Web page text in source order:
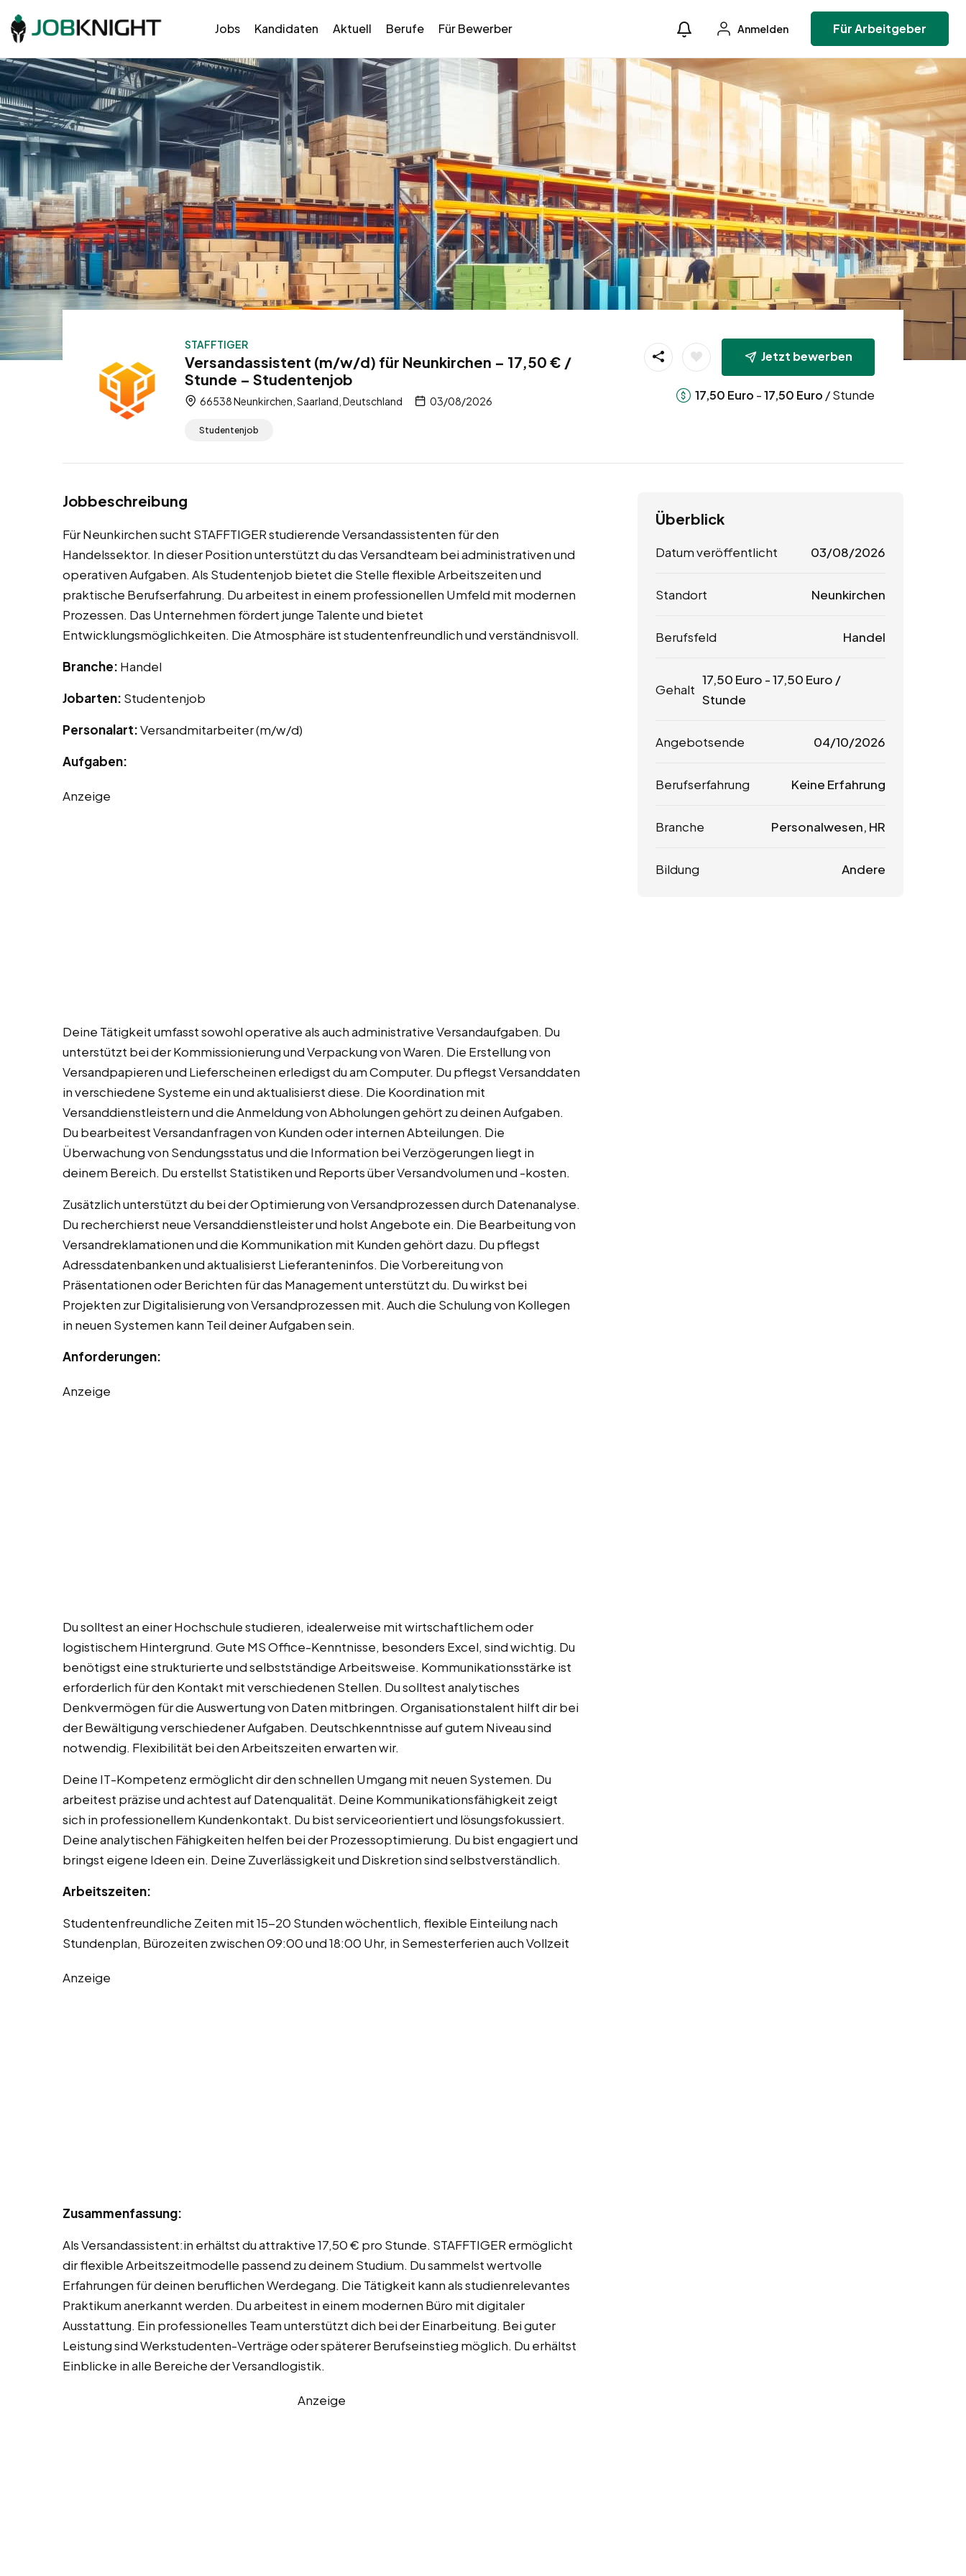
Jobs Kandidaten Aktuell Berufe Für Bewerber Anmelden Für Arbeitgeber
STAFFTIGER
Versandassistent (m/w/d) für Neunkirchen – 17,50 € /
Stunde – Studentenjob
66538 Neunkirchen, Saarland, Deutschland 03/08/2026
Studentenjob
Jetzt bewerben
17,50 Euro -17,50 Euro / Stunde
Jobbeschreibung
Für Neunkirchen sucht STAFFTIGER studierende Versandassistenten für den
Handelssektor. In dieser Position unterstützt du das Versandteam bei administrativen und
operativen Aufgaben. Als Studentenjob bietet die Stelle flexible Arbeitszeiten und
praktische Berufserfahrung. Du arbeitest in einem professionellen Umfeld mit modernen
Prozessen. Das Unternehmen fördert junge Talente und bietet
Entwicklungsmöglichkeiten. Die Atmosphäre ist studentenfreundlich und verständnisvoll.
Branche: Handel
Jobarten: Studentenjob
Personalart:Versandmitarbeiter (m/w/d)
Aufgaben:
Anzeige
Deine Tätigkeit umfasst sowohl operative als auch administrative Versandaufgaben. Du
unterstützt bei der Kommissionierung und Verpackung von Waren. Die Erstellung von
Versandpapieren und Lieferscheinen erledigst du am Computer. Du pflegst Versanddaten
in verschiedene Systeme ein und aktualisierst diese. Die Koordination mit
Versanddienstleistern und die Anmeldung von Abholungen gehört zu deinen Aufgaben.
Du bearbeitest Versandanfragen von Kunden oder internen Abteilungen. Die
Überwachung von Sendungsstatus und die Information bei Verzögerungen liegt in
deinem Bereich. Du erstellst Statistiken und Reports über Versandvolumen und -kosten.
Zusätzlich unterstützt du bei der Optimierung von Versandprozessen durch Datenanalyse.
Du recherchierst neue Versanddienstleister und holst Angebote ein. Die Bearbeitung von
Versandreklamationen und die Kommunikation mit Kunden gehört dazu. Du pflegst
Adressdatenbanken und aktualisierst Lieferanteninfos. Die Vorbereitung von
Präsentationen oder Berichten für das Management unterstützt du. Du wirkst bei
Projekten zur Digitalisierung von Versandprozessen mit. Auch die Schulung von Kollegen
in neuen Systemen kann Teil deiner Aufgaben sein.
Anforderungen:
Anzeige
Du solltest an einer Hochschule studieren, idealerweise mit wirtschaftlichem oder
logistischem Hintergrund. Gute MS Office-Kenntnisse, besonders Excel, sind wichtig. Du
benötigst eine strukturierte und selbstständige Arbeitsweise. Kommunikationsstärke ist
erforderlich für den Kontakt mit verschiedenen Stellen. Du solltest analytisches
Denkvermögen für die Auswertung von Daten mitbringen. Organisationstalent hilft dir bei
der Bewältigung verschiedener Aufgaben. Deutschkenntnisse auf gutem Niveau sind
notwendig. Flexibilität bei den Arbeitszeiten erwarten wir.
Deine IT-Kompetenz ermöglicht dir den schnellen Umgang mit neuen Systemen. Du
arbeitest präzise und achtest auf Datenqualität. Deine Kommunikationsfähigkeit zeigt
sich in professionellem Kundenkontakt. Du bist serviceorientiert und lösungsfokussiert.
Deine analytischen Fähigkeiten helfen bei der Prozessoptimierung. Du bist engagiert und
bringst eigene Ideen ein. Deine Zuverlässigkeit und Diskretion sind selbstverständlich.
Arbeitszeiten:
Studentenfreundliche Zeiten mit 15-20 Stunden wöchentlich, flexible Einteilung nach
Stundenplan, Bürozeiten zwischen 09:00 und 18:00 Uhr, in Semesterferien auch Vollzeit
Anzeige
Zusammenfassung:
Als Versandassistent:in erhältst du attraktive 17,50 € pro Stunde. STAFFTIGER ermöglicht
dir flexible Arbeitszeitmodelle passend zu deinem Studium. Du sammelst wertvolle
Erfahrungen für deinen beruflichen Werdegang. Die Tätigkeit kann als studienrelevantes
Praktikum anerkannt werden. Du arbeitest in einem modernen Büro mit digitaler
Ausstattung. Ein professionelles Team unterstützt dich bei der Einarbeitung. Bei guter
Leistung sind Werkstudenten-Verträge oder späterer Berufseinstieg möglich. Du erhältst
Einblicke in alle Bereiche der Versandlogistik.
Anzeige
Überblick
Datum veröffentlicht 03/08/2026
Standort Neunkirchen
Berufsfeld Handel
Gehalt
17,50 Euro -17,50 Euro /
Stunde
Angebotsende 04/10/2026
Berufserfahrung Keine Erfahrung
Branche Personalwesen, HR
Bildung Andere